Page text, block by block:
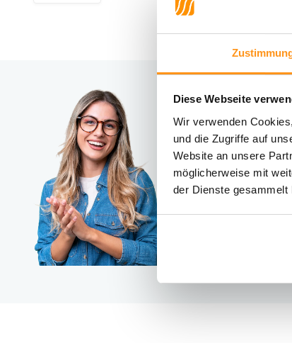
Diese Webseite
Wir verwenden
und die Zugriffe auf
Website an unsere
möglicherweise mit
der Dienste gesammelt